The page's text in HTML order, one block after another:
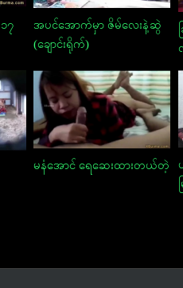
၇
အပင်အောက်မှာ ဇိမ်လေးနဲ့ဆွဲ
(ချောင်းရိုက်)
မနံအောင် ရေဆေးထားတယ်တဲ့